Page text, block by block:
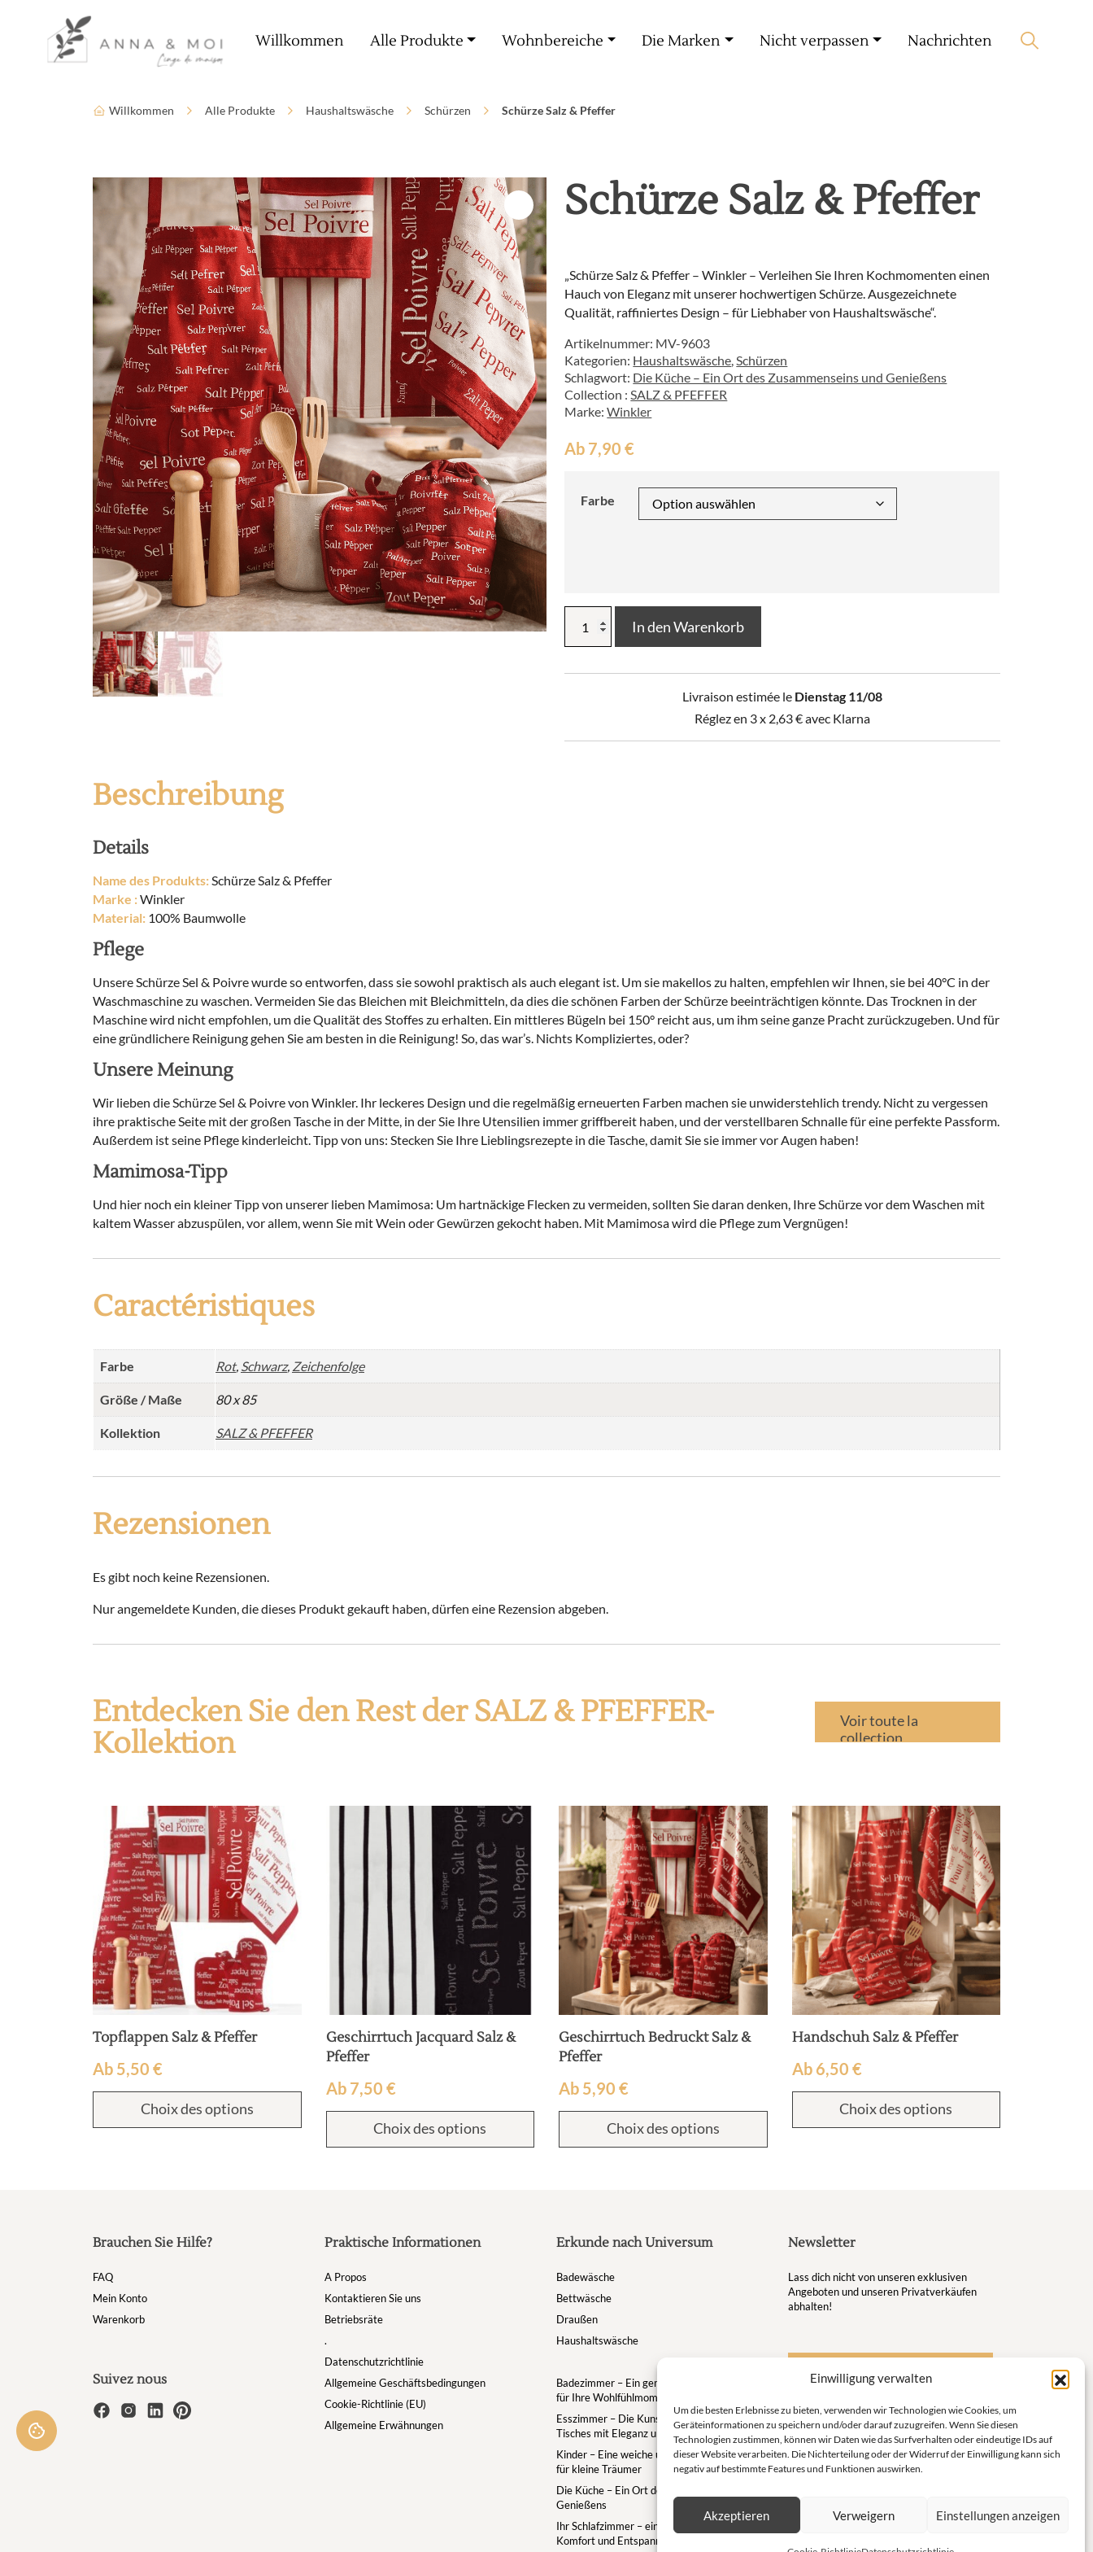
Einwilligung verwalten
Um die besten Erlebnisse zu bieten, verwenden wir Technologien wie Cookies, um
Geräteinformationen zu speichern und/oder darauf zuzugreifen. Wenn Sie diesen
Technologien zustimmen, können wir Daten wie das Surfverhalten oder eindeutige IDs auf
dieser Website verarbeiten. Die Nichterteilung oder der Widerruf der Einwilligung kann sich
negativ auf bestimmte Features und Funktionen auswirken.
Akzeptieren Verweigern Einstellungen anzeigen
Zugänglichkeitsparameter
Willkommen Alle Produkte Wohnbereiche Die Marken Nicht verpassen Nachrichten
Willkommen Alle Produkte Haushaltswäsche Schürzen Schürze Salz & Pfeffer
Schürze Salz & Pfeffer
„Schürze Salz & Pfeffer – Winkler – Verleihen Sie Ihren Kochmomenten einen
Hauch von Eleganz mit unserer hochwertigen Schürze. Ausgezeichnete
Qualität, raffiniertes Design – für Liebhaber von Haushaltswäsche“.
Artikelnummer: MV-9603
Kategorien: Haushaltswäsche,Schürzen
Schlagwort: Die Küche – Ein Ort des Zusammenseins und Genießens
Collection :SALZ & PFEFFER
Marke:Winkler
Ab 7,90€
Farbe
Salz
&
In den Warenkorb
Livraison estimée le Dienstag 11/08
Réglez en 3 x 2,63€avec Klarna
Beschreibung
Details
Name des Produkts:Schürze Salz & Pfeffer
Marke :Winkler
Material: 100% Baumwolle
Pflege
Unsere Schürze Sel & Poivre wurde so entworfen, dass sie sowohl praktisch als auch elegant ist. Um sie makellos zu halten, empfehlen wir Ihnen, sie bei 40°C in der
Waschmaschine zu waschen. Vermeiden Sie das Bleichen mit Bleichmitteln, da dies die schönen Farben der Schürze beeinträchtigen könnte. Das Trocknen in der
Maschine wird nicht empfohlen, um die Qualität des Stoffes zu erhalten. Ein mittleres Bügeln bei 150° reicht aus, um ihm seine ganze Pracht zurückzugeben. Und für
eine gründlichere Reinigung gehen Sie am besten in die Reinigung! So, das war’s. Nichts Kompliziertes, oder?
Unsere Meinung
Wir lieben die Schürze Sel & Poivre von Winkler. Ihr leckeres Design und die regelmäßig erneuerten Farben machen sie unwiderstehlich trendy. Nicht zu vergessen
ihre praktische Seite mit der großen Tasche in der Mitte, in der Sie Ihre Utensilien immer griffbereit haben, und der verstellbaren Schnalle für eine perfekte Passform.
Außerdem ist seine Pflege kinderleicht. Tipp von uns: Stecken Sie Ihre Lieblingsrezepte in die Tasche, damit Sie sie immer vor Augen haben!
Mamimosa-Tipp
Und hier noch ein kleiner Tipp von unserer lieben Mamimosa: Um hartnäckige Flecken zu vermeiden, sollten Sie daran denken, Ihre Schürze vor dem Waschen mit
kaltem Wasser abzuspülen, vor allem, wenn Sie mit Wein oder Gewürzen gekocht haben. Mit Mamimosa wird die Pflege zum Vergnügen!
Caractéristiques
Farbe Rot, Schwarz, Zeichenfolge
Größe / Maße 80 x 85
Kollektion SALZ & PFEFFER
Rezensionen
Es gibt noch keine Rezensionen.
Nur angemeldete Kunden, die dieses Produkt gekauft haben, dürfen eine Rezension abgeben.
Entdecken Sie den Rest der SALZ & PFEFFER-
Kollektion
Voir toute la
collection
Topflappen Salz & Pfeffer
Ab 5,50 €
Choix des options
Geschirrtuch Jacquard Salz &
Pfeffer
Ab 7,50 €
Choix des options
Geschirrtuch Bedruckt Salz &
Pfeffer
Ab 5,90 €
Choix des options
Handschuh Salz & Pfeffer
Ab 6,50 €
Choix des options
Brauchen Sie Hilfe?
FAQ
Mein Konto
Warenkorb
Suivez nous
Praktische Informationen
A Propos
Kontaktieren Sie uns
Betriebsräte
.
Datenschutzrichtlinie
Allgemeine Geschäftsbedingungen
Cookie-Richtlinie (EU)
Allgemeine Erwähnungen
Erkunde nach Universum
Badewäsche
Bettwäsche
Draußen
Haushaltswäsche
Badezimmer – Ein gemütlicher Rückzugsort
für Ihre Wohlfühlmomente
Esszimmer – Die Kunst des gedeckten
Tisches mit Eleganz und Geselligkeit
Kinder – Eine weiche und zauberhafte Welt
für kleine Träumer
Die Küche – Ein Ort des Zusammenseins und
Genießens
Ihr Schlafzimmer – ein Rückzugsort für
Komfort und Entspannung
Newsletter
Lass dich nicht von unseren exklusiven
Angeboten und unseren Privatverkäufen
abhalten!
S'inscrire à la newsletter